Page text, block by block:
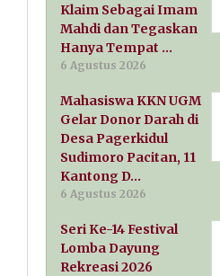
Klaim Sebagai Imam
Mahdi dan Tegaskan
Hanya Tempat …
6 Agustus 2026
Mahasiswa KKN UGM
Gelar Donor Darah di
Desa Pagerkidul
Sudimoro Pacitan, 11
Kantong D…
6 Agustus 2026
Seri Ke-14 Festival
Lomba Dayung
Rekreasi 2026